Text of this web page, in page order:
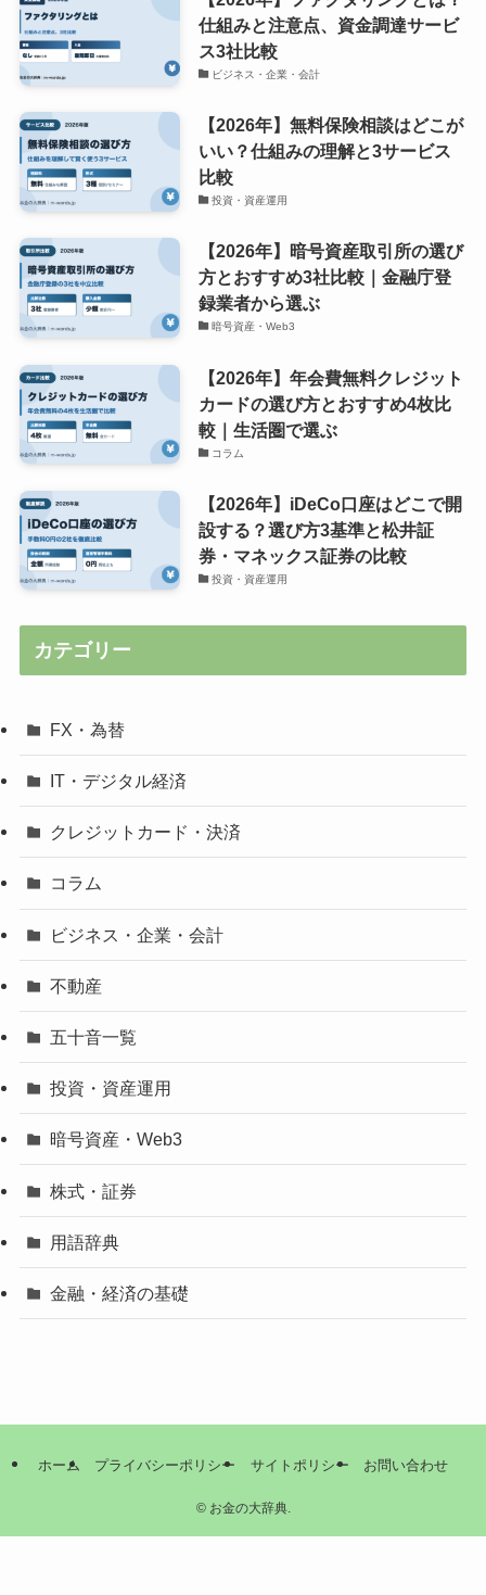
仕組みと注意点、資金調達サービ
ス3社比較
ビジネス・企業・会計
【2026年】無料保険相談はどこが
いい？仕組みの理解と3サービス
比較
投資・資産運用
【2026年】暗号資産取引所の選び
方とおすすめ3社比較｜金融庁登
録業者から選ぶ
暗号資産・Web3
【2026年】年会費無料クレジット
カードの選び方とおすすめ4枚比
較｜生活圏で選ぶ
コラム
【2026年】iDeCo口座はどこで開
設する？選び方3基準と松井証
券・マネックス証券の比較
投資・資産運用
カテゴリー
FX・為替
IT・デジタル経済
クレジットカード・決済
コラム
ビジネス・企業・会計
不動産
五十音一覧
投資・資産運用
暗号資産・Web3
株式・証券
用語辞典
金融・経済の基礎
ホーム プライバシーポリシー サイトポリシー お問い合わせ
©お金の大辞典.